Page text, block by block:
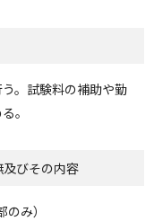
。試験料の補助や勤
。
びその内容
み）